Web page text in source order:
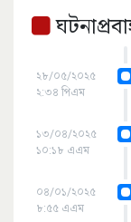
২৮/০৫/২০২৫
২:৩৪ পিএম
১৩/০৪/২০২৫
১০:১৮ এএম
০৪/০১/২০২৫
৮:৫৫ এএম